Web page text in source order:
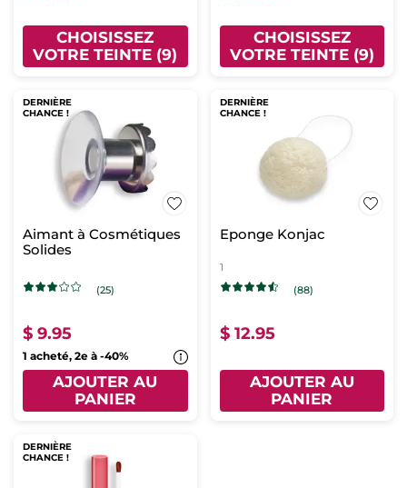
CHOISISSEZ
VOTRE TEINTE (9)
CHOISISSEZ
VOTRE TEINTE (9)
DERNIÈRE
CHANCE !
Aimant à Cosmétiques
Solides
(25)
$ 9.95
1 acheté, 2e à -40%
AJOUTER AU
PANIER
DERNIÈRE
CHANCE !
Eponge Konjac
1
(88)
$ 12.95
AJOUTER AU
PANIER
DERNIÈRE
CHANCE !